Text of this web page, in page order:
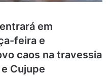
em
feira e
caos na travessia
Cujupe